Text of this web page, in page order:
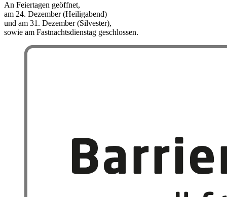
An Feiertagen geöffnet,
am 24. Dezember (Heiligabend)
und am 31. Dezember (Silvester),
sowie am Fastnachtsdienstag geschlossen.